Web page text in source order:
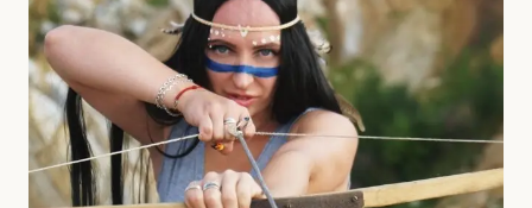
STIMMT
WIRKLICH?
DER
GROSSE F
AKTENCHECK